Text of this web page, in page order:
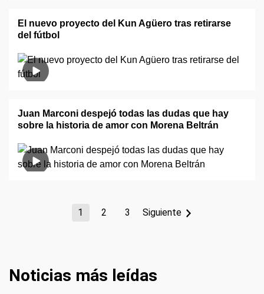
El nuevo proyecto del Kun Agüero tras retirarse
del fútbol
Juan Marconi despejó todas las dudas que hay
sobre la historia de amor con Morena Beltrán
1 2 3 Siguiente
Noticias más leídas